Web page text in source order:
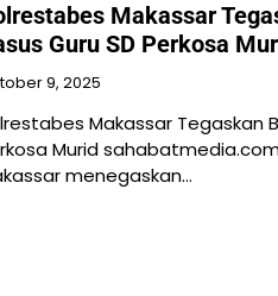
Makassar
Guru SD Perkosa
9, 2025
Makassar Tegaskan
Murid
menegaskan…